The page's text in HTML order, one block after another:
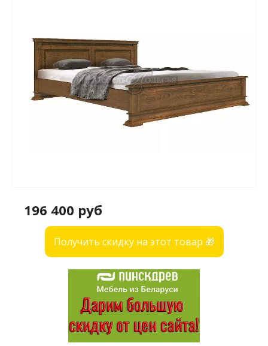
196 400 руб
Получить скидку на этот товар 🎁